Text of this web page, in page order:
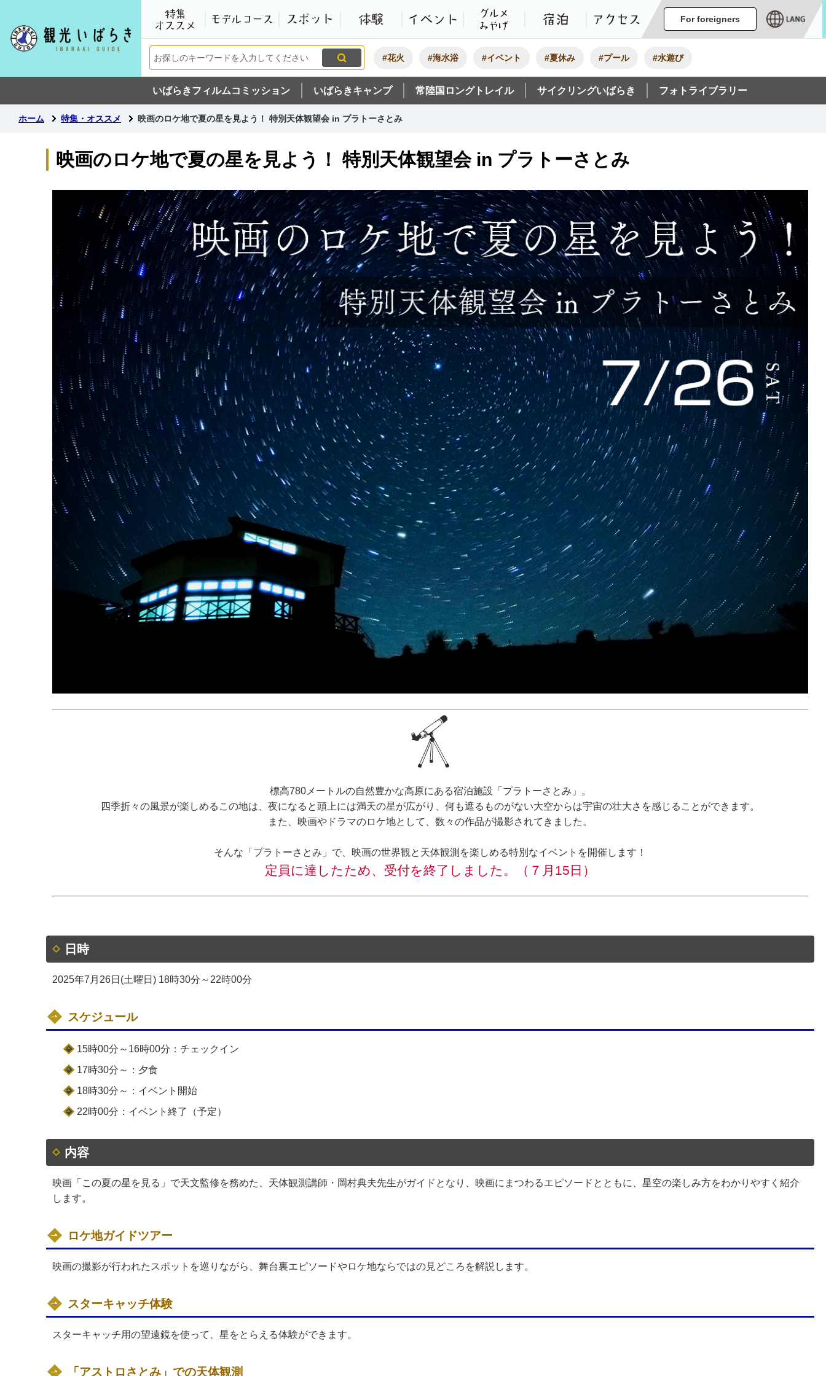
観光いばらき公式ホームページ
特集・オススメ
モデルコーススポット 体験 イベント グルメ・みやげ宿泊 アクセス
For foreigners
#花火 #海水浴 #イベント #夏休み #プール #水遊び
いばらきフィルムコミッション いばらきキャンプ 常陸国ロングトレイル サイクリングいばらき フォトライブラリー
ホーム 特集・オススメ 映画のロケ地で夏の星を見よう！ 特別天体観望会 in プラトーさとみ
映画のロケ地で夏の星を見よう！ 特別天体観望会 in プラトーさとみ
標高780メートルの自然豊かな高原にある宿泊施設「プラトーさとみ」。
四季折々の風景が楽しめるこの地は、夜になると頭上には満天の星が広がり、何も遮るものがない大空からは宇宙の壮大さを感じることができます。
また、映画やドラマのロケ地として、数々の作品が撮影されてきました。
そんな「プラトーさとみ」で、映画の世界観と天体観測を楽しめる特別なイベントを開催します！
定員に達したため、受付を終了しました。（７月15日）
日時
2025年7月26日(土曜日) 18時30分～22時00分
スケジュール
15時00分～16時00分：チェックイン
17時30分～：夕食
18時30分～：イベント開始
22時00分：イベント終了（予定）
内容
映画「この夏の星を見る」で天文監修を務めた、天体観測講師・岡村典夫先生がガイドとなり、映画にまつわるエピソードとともに、星空の楽しみ方をわかりやすく紹介
します。
ロケ地ガイドツアー
映画の撮影が行われたスポットを巡りながら、舞台裏エピソードやロケ地ならではの見どころを解説します。
スターキャッチ体験
スターキャッチ用の望遠鏡を使って、星をとらえる体験ができます。
「アストロさとみ」での天体観測